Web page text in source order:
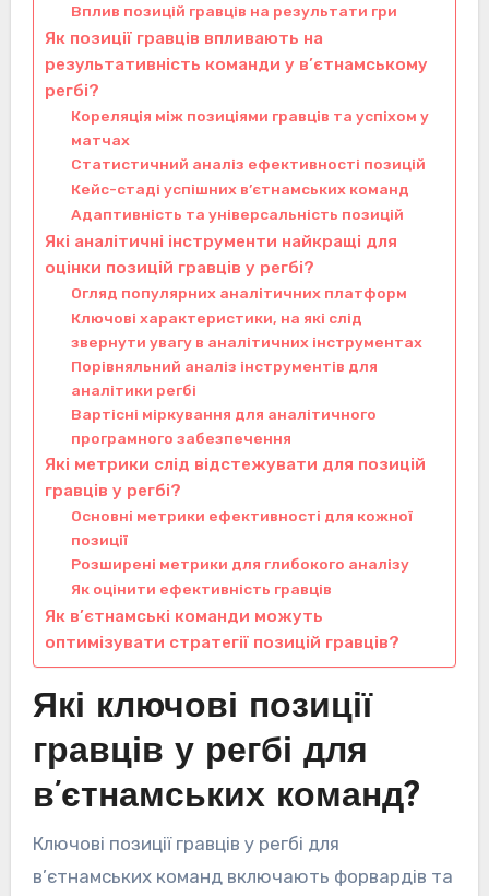
Вплив позицій гравців на результати гри
Як позиції гравців впливають на
результативність команди у в’єтнамському
регбі?
Кореляція між позиціями гравців та успіхом у
матчах
Статистичний аналіз ефективності позицій
Кейс-стаді успішних в’єтнамських команд
Адаптивність та універсальність позицій
Які аналітичні інструменти найкращі для
оцінки позицій гравців у регбі?
Огляд популярних аналітичних платформ
Ключові характеристики, на які слід
звернути увагу в аналітичних інструментах
Порівняльний аналіз інструментів для
аналітики регбі
Вартісні міркування для аналітичного
програмного забезпечення
Які метрики слід відстежувати для позицій
гравців у регбі?
Основні метрики ефективності для кожної
позиції
Розширені метрики для глибокого аналізу
Як оцінити ефективність гравців
Як в’єтнамські команди можуть
оптимізувати стратегії позицій гравців?
Які ключові позиції
гравців у регбі для
в’єтнамських команд?
Ключові позиції гравців у регбі для
в’єтнамських команд включають форвардів та